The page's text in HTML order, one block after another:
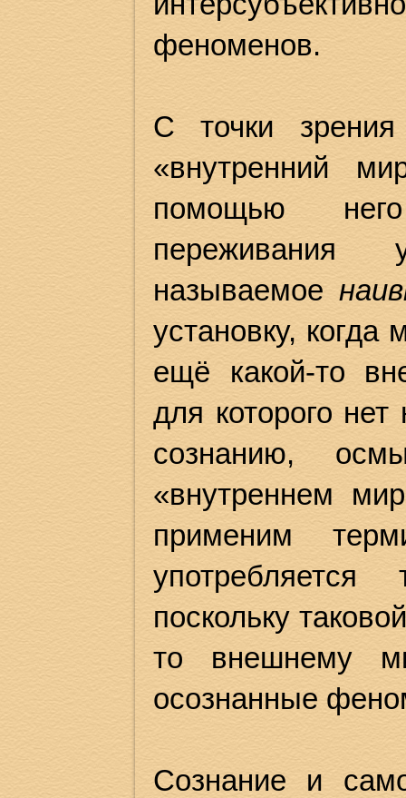
феноменов.
С точки зрения
«внутренний
помощью него
переживания
называемое
установку,
ещё какой-то
для которого
сознанию,
«внутреннем
применим
употребляется
поскольку
то внешнему
осознанные
Сознание и